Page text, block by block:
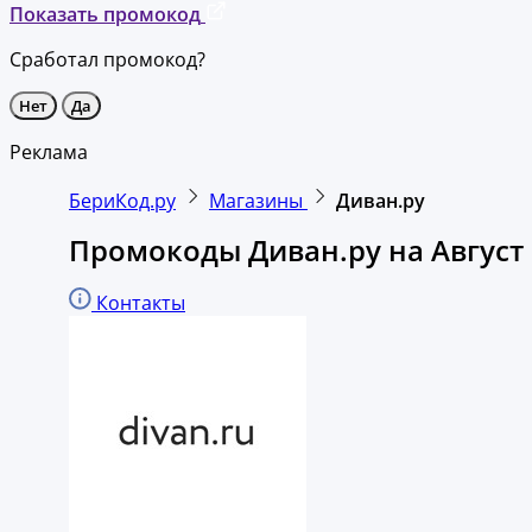
Показать промокод
Сработал промокод?
Нет Да
Реклама
БериКод.ру
Магазины Диван.ру
Промокоды Диван.ру на Август
Контакты